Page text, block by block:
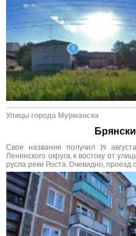
Улицы города Мурманска
Свое название получил 19
Ленинского округа, к востоку от
русла реки Роста. Очевидно, проезд